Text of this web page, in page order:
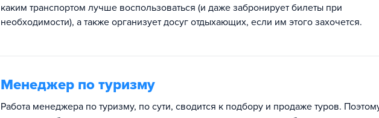
каким транспортом лучше воспользоваться (и даже забронирует билеты при
необходимости), а также организует досуг отдыхающих, если им этого захочется.
Менеджер по туризму
Работа менеджера по туризму, по сути, сводится к подбору и продаже туров.